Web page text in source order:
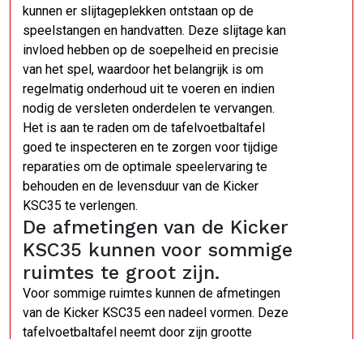
kunnen er slijtageplekken ontstaan op de
speelstangen en handvatten. Deze slijtage kan
invloed hebben op de soepelheid en precisie
van het spel, waardoor het belangrijk is om
regelmatig onderhoud uit te voeren en indien
nodig de versleten onderdelen te vervangen.
Het is aan te raden om de tafelvoetbaltafel
goed te inspecteren en te zorgen voor tijdige
reparaties om de optimale speelervaring te
behouden en de levensduur van de Kicker
KSC35 te verlengen.
De afmetingen van de Kicker
KSC35 kunnen voor sommige
ruimtes te groot zijn.
Voor sommige ruimtes kunnen de afmetingen
van de Kicker KSC35 een nadeel vormen. Deze
tafelvoetbaltafel neemt door zijn grootte